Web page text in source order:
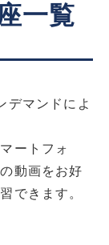
一覧
デマンドによ
ートフォ
動画をお好
できます。